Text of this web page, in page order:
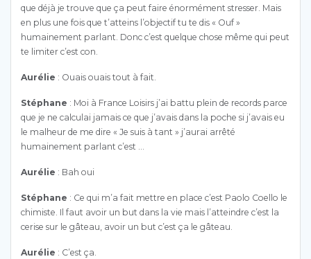
que déjà je trouve que ça peut faire énormément stresser. Mais
en plus une fois que t’atteins l’objectif tu te dis « Ouf »
humainement parlant. Donc c’est quelque chose même qui peut
te limiter c’est con.
Aurélie : Ouais ouais tout à fait.
Stéphane : Moi à France Loisirs j’ai battu plein de records parce
que je ne calculai jamais ce que j’avais dans la poche si j’avais eu
le malheur de me dire « Je suis à tant » j’aurai arrêté
humainement parlant c’est …
Aurélie : Bah oui
Stéphane : Ce qui m’a fait mettre en place c’est Paolo Coello le
chimiste. Il faut avoir un but dans la vie mais l’atteindre c’est la
cerise sur le gâteau, avoir un but c’est ça le gâteau.
Aurélie : C’est ça.